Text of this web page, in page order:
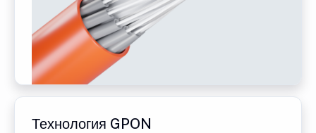
Технология GPON